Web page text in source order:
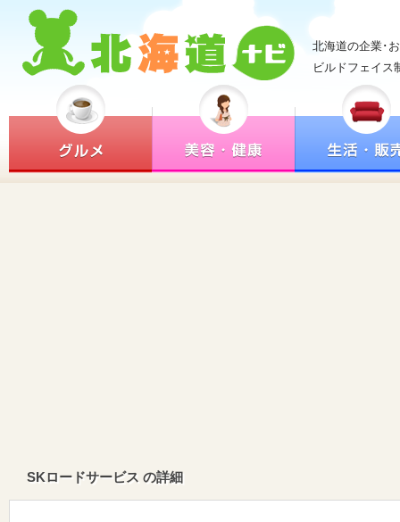
北海道の企業･
ビルドフェイス
SKロードサービス の詳細